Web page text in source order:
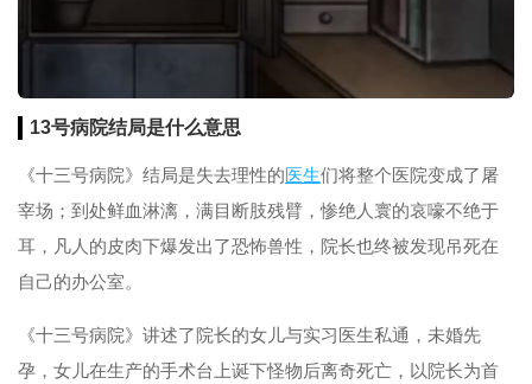
13号病院结局是什么意思
《十三号病院》结局是失去理性的医生们将整个医院变成了屠
宰场；到处鲜血淋漓，满目断肢残臂，惨绝人寰的哀嚎不绝于
耳，凡人的皮肉下爆发出了恐怖兽性，院长也终被发现吊死在
自己的办公室。
《十三号病院》讲述了院长的女儿与实习医生私通，未婚先
孕，女儿在生产的手术台上诞下怪物后离奇死亡，以院长为首